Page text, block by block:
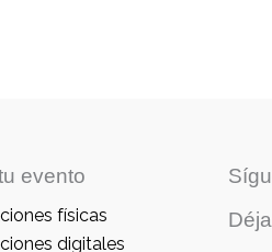
evento
físicas
digitales